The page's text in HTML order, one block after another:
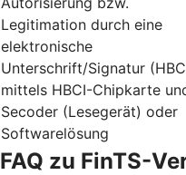
Legitimation durch eine
elektronische
Unterschrift/Signatur
mittels HBCI-Chipkarte
Secoder (Lesegerät) oder
Softwarelösung
FAQ zu FinTS-